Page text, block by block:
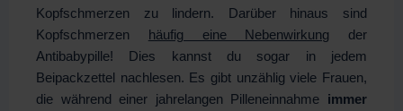
Kopfschmerzen zu lindern. Darüber hinaus sind
Kopfschmerzen häufig eine Nebenwirkung der
Antibabypille! Dies kannst du sogar in jedem
Beipackzettel nachlesen. Es gibt unzählig viele Frauen,
die während einer jahrelangen Pilleneinnahme immer